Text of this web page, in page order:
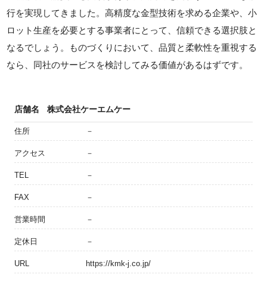
行を実現してきました。高精度な金型技術を求める企業や、小
ロット生産を必要とする事業者にとって、信頼できる選択肢と
なるでしょう。ものづくりにおいて、品質と柔軟性を重視する
なら、同社のサービスを検討してみる価値があるはずです。
店舗名 株式会社ケーエムケー
住所 －
アクセス －
TEL －
FAX －
営業時間 －
定休日 －
URL https://kmk-j.co.jp/